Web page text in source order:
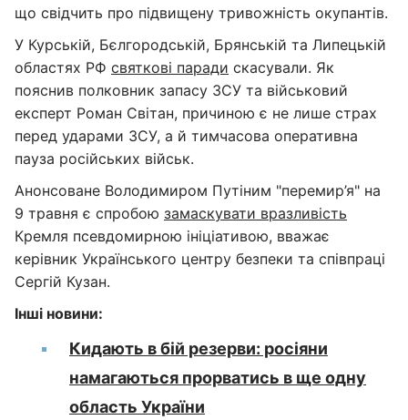
що свідчить про підвищену тривожність окупантів.
У Курській, Бєлгородській, Брянській та Липецькій
областях РФ святкові паради скасували. Як
пояснив полковник запасу ЗСУ та військовий
експерт Роман Світан, причиною є не лише страх
перед ударами ЗСУ, а й тимчасова оперативна
пауза російських військ.
Анонсоване Володимиром Путіним "перемир’я" на
9 травня є спробою замаскувати вразливість
Кремля псевдомирною ініціативою, вважає
керівник Українського центру безпеки та співпраці
Сергій Кузан.
Інші новини:
Кидають в бій резерви: росіяни
намагаються прорватись в ще одну
область України